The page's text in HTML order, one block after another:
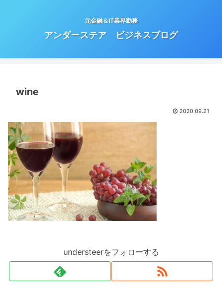
元金融＆IT業界勤務
アンダーステア ビジネスブログ
wine
2020.09.21
understeerをフォローする